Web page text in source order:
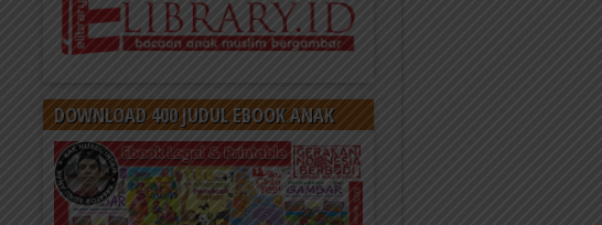
DOWNLOAD 400 JUDUL EBOOK ANAK